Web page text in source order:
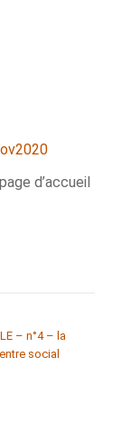
d’accueil
– n°4 – la
social